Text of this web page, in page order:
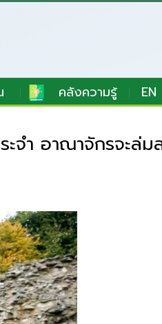
คลังความรู้ EN
จำ อาณาจักรจะล่ม